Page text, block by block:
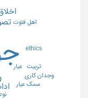
اخلاق
عيار
ethics
اهل فتوت
تربيت
سمك عيار
وجدان كاري